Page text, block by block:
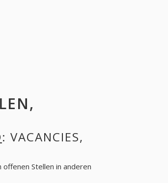
: VACANCIES,
offenen Stellen in anderen